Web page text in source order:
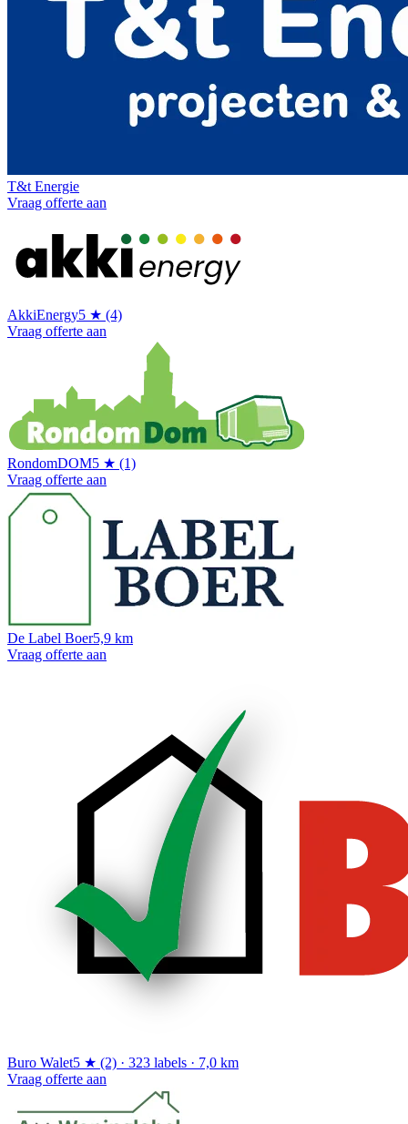
T&t Energie
Vraag offerte aan
AkkiEnergy5 ★ (4)
Vraag offerte aan
RondomDOM5 ★ (1)
Vraag offerte aan
De Label Boer5,9 km
Vraag offerte aan
Buro Walet5 ★ (2) · 323 labels · 7,0 km
Vraag offerte aan